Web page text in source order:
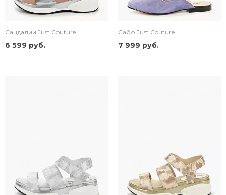
Сандалии Just Couture
6 599 руб.
Сабо Just Couture
7 999 руб.